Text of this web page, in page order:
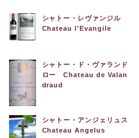
シャトー・レヴァンジル
Chateau l'Evangile
シャトー・ド・ヴァランド
ロー Chateau de Valan
draud
シャトー・アンジェリュス
Chateau Angelus